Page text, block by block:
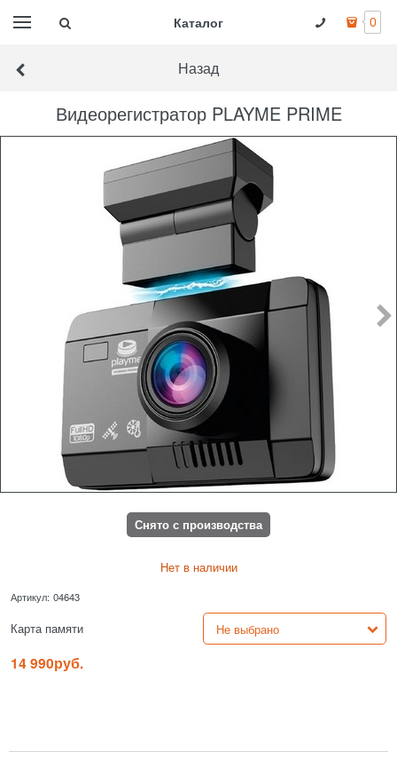
Каталог 0
Назад
Видеорегистратор PLAYME PRIME
Снято с производства
Нет в наличии
Артикул: 04643
Карта памяти
14 990руб.